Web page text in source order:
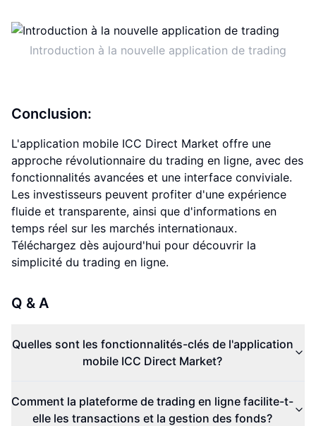
Introduction à la nouvelle application de trading
Conclusion:
L'application mobile ICC Direct Market offre une
approche révolutionnaire du trading en ligne, avec des
fonctionnalités avancées et une interface conviviale.
Les investisseurs peuvent profiter d'une expérience
fluide et transparente, ainsi que d'informations en
temps réel sur les marchés internationaux.
Téléchargez dès aujourd'hui pour découvrir la
simplicité du trading en ligne.
Q & A
Quelles sont les fonctionnalités-clés de l'application
mobile ICC Direct Market?
Comment la plateforme de trading en ligne facilite-t-
elle les transactions et la gestion des fonds?